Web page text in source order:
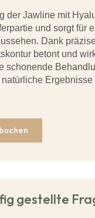
der Jawline mit
und sorgt für
Dank
betont und
schonende
Ergebnisse
gestellte